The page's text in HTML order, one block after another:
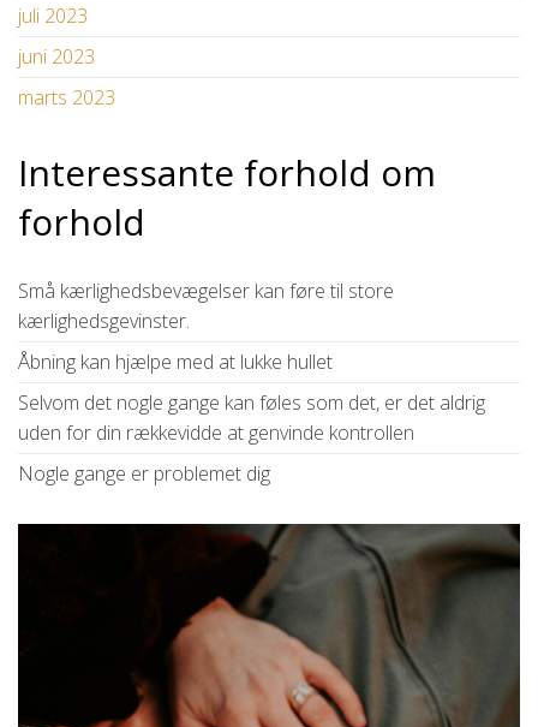
juli 2023
juni 2023
marts 2023
Interessante forhold om
forhold
Små kærlighedsbevægelser kan føre til store
kærlighedsgevinster.
Åbning kan hjælpe med at lukke hullet
Selvom det nogle gange kan føles som det, er det aldrig
uden for din rækkevidde at genvinde kontrollen
Nogle gange er problemet dig